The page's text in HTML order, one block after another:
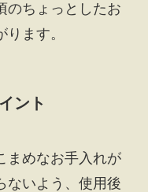
のちょっとしたお
ます。
ント
まめなお手入れが
ないよう、使用後